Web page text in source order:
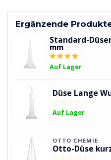
Ergänzende
Standard-
mm
Auf Lager
Düse Lange
Auf Lager
OTTO CHEMIE
Otto-Düse